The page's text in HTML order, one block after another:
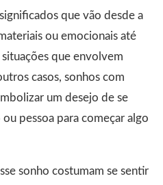
que vão desde a
ou emocionais até
que envolvem
casos, sonhos com
um desejo de se
pessoa para começar algo
sonho costumam se sentir